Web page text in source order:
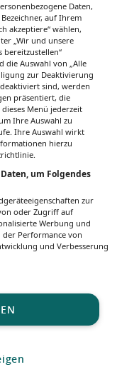
ZWECKE ANZEIGEN
MeinMed.at
Daten,
auf Ihrem
akzeptiere“ wählen,
„Wir und unsere
bereitzustellen“
die Auswahl von „Alle
zur Deaktivierung
sind, werden
präsentiert, die
Menü jederzeit
Ihre Auswahl zu
Ihre Auswahl wirkt
hierzu
um Folgendes
zur
oder Zugriff auf
Werbung und
Performance von
und Verbesserung